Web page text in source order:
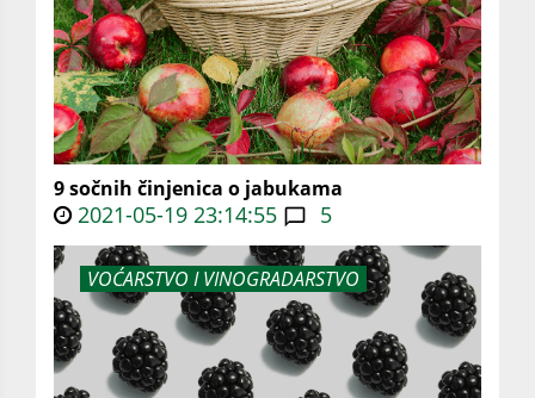
9 sočnih činjenica o jabukama
2021-05-19 23:14:55 5
VOĆARSTVO I VINOGRADARSTVO